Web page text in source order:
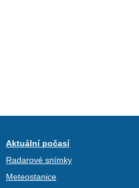
Aktuální počasí
Radarové snímky
Meteostanice